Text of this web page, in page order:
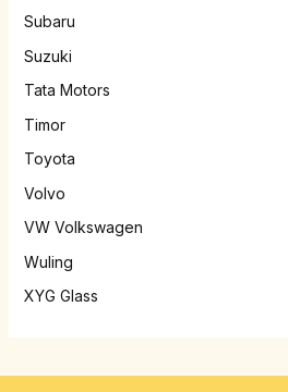
Subaru
Suzuki
Tata Motors
Timor
Toyota
Volvo
VW Volkswagen
Wuling
XYG Glass